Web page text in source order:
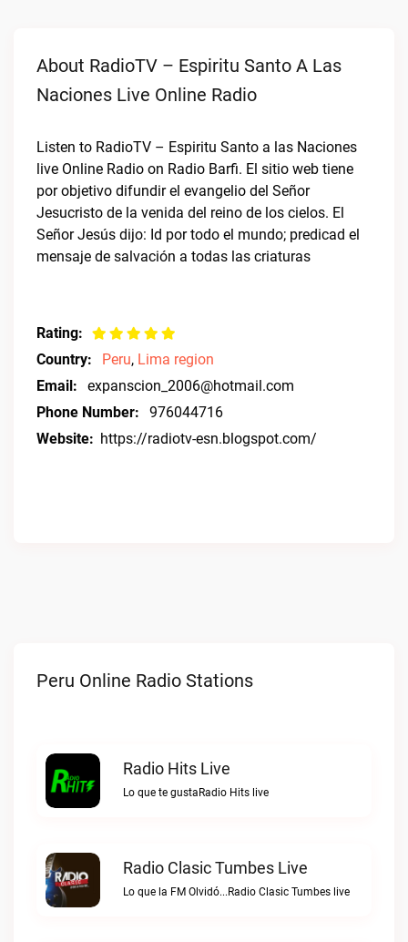
About RadioTV – Espiritu Santo A Las
Naciones Live Online Radio
Listen to RadioTV – Espiritu Santo a las Naciones
live Online Radio on Radio Barfi. El sitio web tiene
por objetivo difundir el evangelio del Señor
Jesucristo de la venida del reino de los cielos. El
Señor Jesús dijo: Id por todo el mundo; predicad el
mensaje de salvación a todas las criaturas
Rating:
Country:
Peru, Lima region
Email:
expanscion_2006@hotmail.com
Phone Number:
976044716
Website: https://radiotv-esn.blogspot.com/
Peru Online Radio Stations
Radio Hits Live
Lo que te gustaRadio Hits live
Radio Clasic Tumbes Live
Lo que la FM Olvidó...Radio Clasic Tumbes live